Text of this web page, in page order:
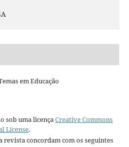
em Educação
sob uma licençaCreative Commons
License.
revista concordam com os seguintes